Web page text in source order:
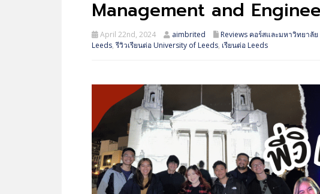
Management and
April 22nd, 2024 aimbrited Reviews คอร์สและมหาวิทยาลัย
Leeds,รีวิวเรียนต่อ University of Leeds, เรียนต่อ Leeds